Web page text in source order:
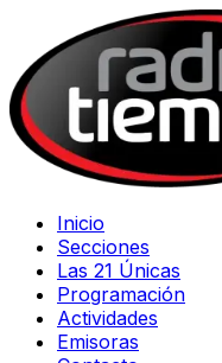
Inicio
Secciones
Las 21 Únicas
Programación
Actividades
Emisoras